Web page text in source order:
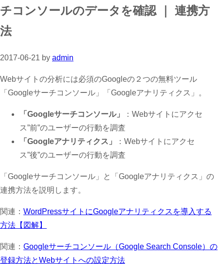
チコンソールのデータを確認 ｜ 連携方
法
2017-06-21 by admin
Webサイトの分析には必須のGoogleの２つの無料ツール
「Googleサーチコンソール」「Googleアナリティクス」。
「Googleサーチコンソール」
：Webサイトにアクセ
ス”前”のユーザーの行動を調査
「Googleアナリティクス」
：Webサイトにアクセ
ス”後”のユーザーの行動を調査
「Googleサーチコンソール」と「Googleアナリティクス」の
連携方法を説明します。
関連： WordPressサイトにGoogleアナリティクスを導入する
方法【図解】
関連： Googleサーチコンソール（Google Search Console）の
登録方法とWebサイトへの設定方法